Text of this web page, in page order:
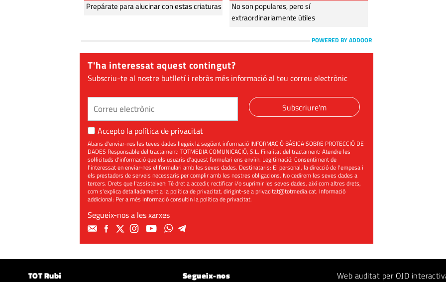
Prepárate para alucinar con estas criaturas
No son populares, pero sí
extraordinariamente útiles
POWERED BY ADDOOR
T'ha interessat aquest contingut?
Subscriu-te al nostre butlletí i rebràs més informació al teu correu electrònic
Subscriure'm
Accepto la política de privacitat
Abans d'enviar-nos les teves dades llegeix la següent informació INFORMACIÓ BÀSICA SOBRE PROTECCIÓ DE
DADES Responsable del tractament: TOTMEDIA COMUNICACIÓ, S.L. Finalitat del tractament: Atendre les
sol·licituds d'informació que els usuaris d'aquest formulari ens enviïn. Legitimació: Consentiment de
l'interessat en enviar-nos el formulari amb les seves dades. Destinataris: El personal, la direcció de l'empesa i
els prestadors de serveis necessaris per complir amb les nostres obligacions. No cedirem les seves dades a
tercers. Drets que l'assisteixen: Té dret a accedir, rectificar i/o suprimir les seves dades, així com altres drets,
com s'explica detalladament a la política de privacitat, dirigint-se aprivacitat@totmedia.cat. Informació
addicional: Per a més informació consultin lapolítica de privacitat.
Segueix-nos a les xarxes
TOT Rubí Segueix-nos Web auditat per OJD